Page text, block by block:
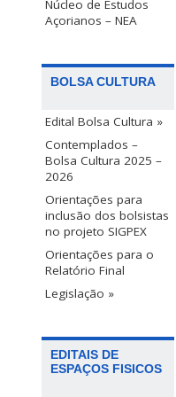
Núcleo de Estudos
Açorianos – NEA
BOLSA CULTURA
Edital Bolsa Cultura »
Contemplados –
Bolsa Cultura 2025 –
2026
Orientações para
inclusão dos bolsistas
no projeto SIGPEX
Orientações para o
Relatório Final
Legislação »
EDITAIS DE
ESPAÇOS FISICOS